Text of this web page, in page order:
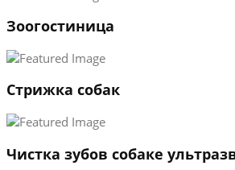
2
→
Зоогостиница
Стрижка собак
Чистка зубов собаке